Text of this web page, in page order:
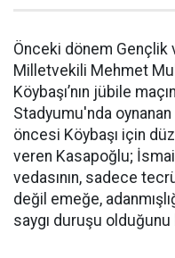
Önceki dönem Gençlik
Milletvekili Mehmet
Köybaşı’nın jübile
Stadyumu'nda
öncesi Köybaşı için
veren Kasapoğlu; İsmail
vedasının, sadece
değil emeğe,
saygı duruşu